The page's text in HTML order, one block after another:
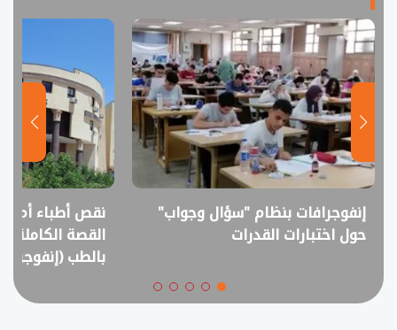
نقص أطباء أم فائض خريجين؟..
القصة الكاملة لمقترح خفض القبول
انفوجراف..
في امتحانات